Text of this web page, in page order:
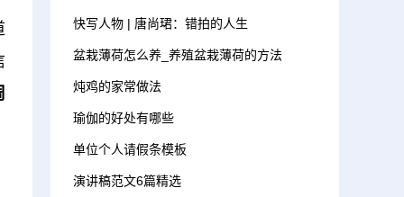
快写人物 | 唐尚珺：错拍的人生
盆栽薄荷怎么养_养殖盆栽薄荷的方法
炖鸡的家常做法
瑜伽的好处有哪些
单位个人请假条模板
演讲稿范文6篇精选